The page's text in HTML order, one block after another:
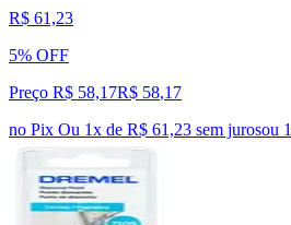
R$ 61,23
5% OFF
Preço R$ 58,17R$ 58,17
no Pix Ou 1x de R$ 61,23 sem jurosou 1